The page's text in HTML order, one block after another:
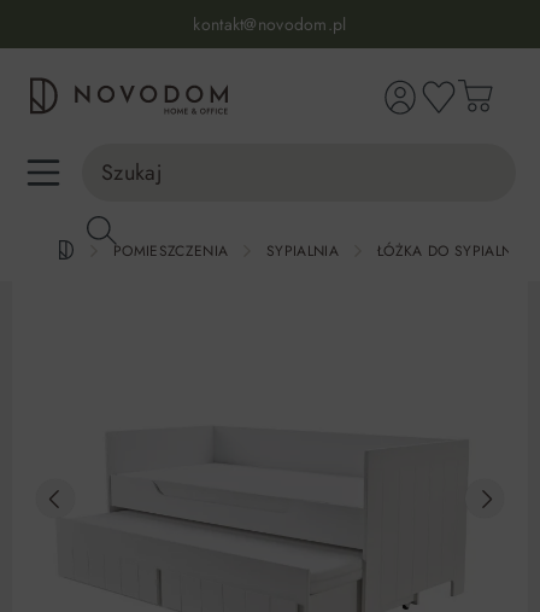
kontakt@novodom.pl
Dostawa z wniesieniem
30 dni na zwrot lub wymianę
98% zadowolonych klientów
POMIESZCZENIA SYPIALNIA ŁÓŻKA DO SYPIALNI